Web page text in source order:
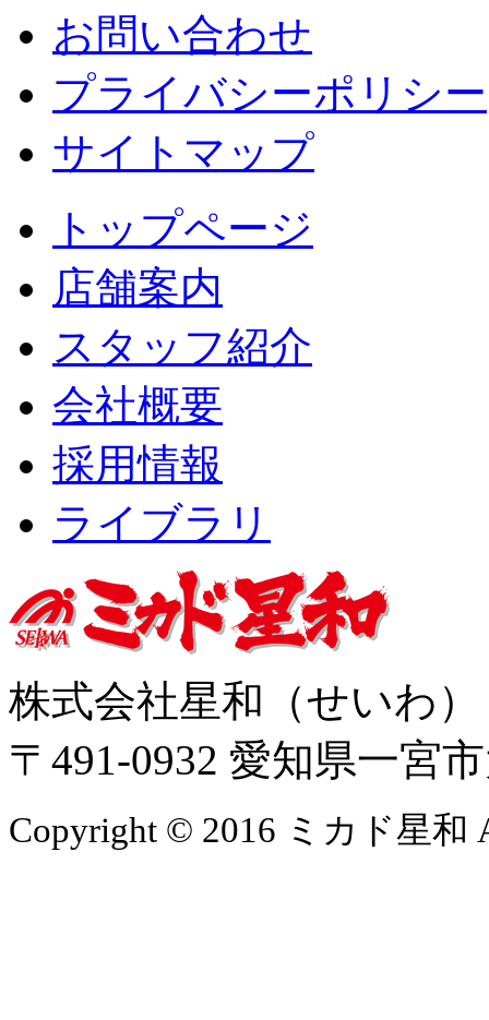
お問い合わせ
プライバシーポリシー
サイトマップ
トップページ
店舗案内
スタッフ紹介
会社概要
採用情報
ライブラリ
株式会社星和（せいわ
〒491-0932 愛知県一宮
Copyright © 2016 ミカド星和